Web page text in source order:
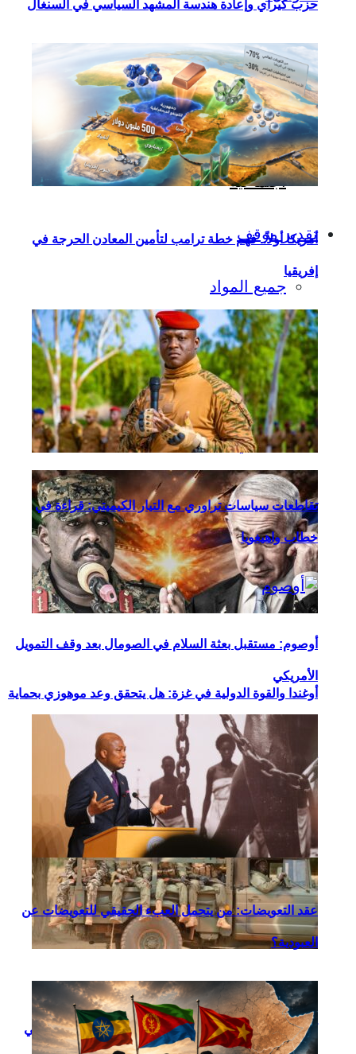
سياسية
اقتصادية
اجتماعية
تقدير موقف
جميع المواد
اجتماعي
اقتصادي
سياسي
أوغندا والقوة الدولية في غزة: هل يتحقق وعد موهوزي بحماية
إسرائيل؟
كيف تعيد التكنولوجيا العسكرية رسم التحالفات الأمنية في
حزب كيراي وإعادة هندسة المشهد السياسي في السنغال
أمريكا أولاً.. فهم خطة ترامب لتأمين المعادن الحرجة في
إفريقيا
تقاطعات سياسات تراوري مع التيار الكيميتي: قراءة في
خطاب واهيغويا
أوصوم: مستقبل بعثة السلام في الصومال بعد وقف التمويل
الأمريكي
عقد التعويضات: من يتحمل العبء الحقيقي للتعويضات عن
العبودية؟